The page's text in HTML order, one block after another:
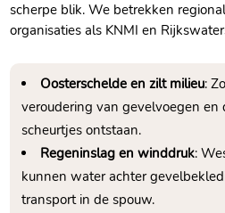
scherpe blik.​ We betrekken
organisaties als KNMI en
Oosterschelde en zilt milieu:
veroudering van gevelvoegen
scheurtjes ontstaan.​
Regeninslag en winddruk:
kunnen water achter
transport in de spouw.​